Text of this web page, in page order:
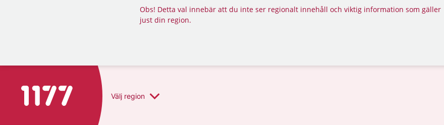
Obs! Detta val innebär att du inte ser regionalt innehåll och viktig information som gäller
just din region.
Till startsidan för 1177 Välj region